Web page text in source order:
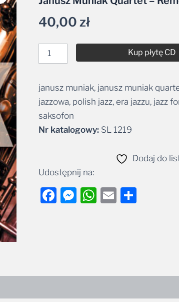
40,00zł
–
Kup płytę CD
Alternative:
janusz muniak, janusz muniak
jazzowa, polish jazz, era jazzu, jazz
saksofon
Nr katalogowy:SL 1219
Dodaj do
Udostępnij na:
Facebook
Messenger
WhatsApp
EmailShare